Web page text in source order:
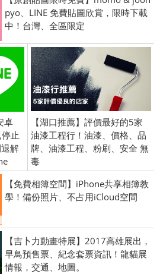
pyo、LINE 免費貼圖欣賞，限時下載
中！台灣、全區限定
卓
止
解
【湖口推薦】評價最好的5家
油漆工程行！油漆、價格、品
牌、油漆工程、粉刷、安全 無
毒
【免費相簿空間】iPhone共享相簿教
學！備份照片、不占用iCloud空間
【吉卜力動畫特展】2017高雄展出，
早鳥預售票、紀念套票資訊！龍貓展
情報，交通、地圖。